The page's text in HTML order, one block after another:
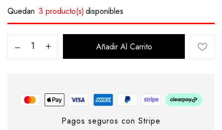
Quedan 3 producto(s) disponibles
Añadir Al Carrito
Pagos seguros con Stripe